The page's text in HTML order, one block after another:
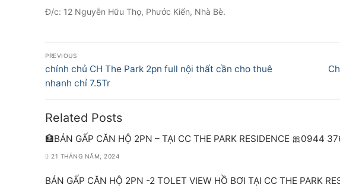
Đ/c: 12 Nguyễn Hữu Thọ, Phước Kiển, Nhà Bè.
Điều
hướng
bài
viết
PREVIOUS
Previous
post:
chính chủ CH The Park 2pn full nội thất cần cho thuê
nhanh chỉ 7.5Tr
Related Posts
🏦BÁN GẤP CĂN HỘ 2PN – TẠI CC THE PARK RESIDENCE 🎀0944
21 THÁNG NĂM, 2024
BÁN GẤP CĂN HỘ 2PN -2 TOLET VIEW HỒ BƠI TẠI CC THE PARK